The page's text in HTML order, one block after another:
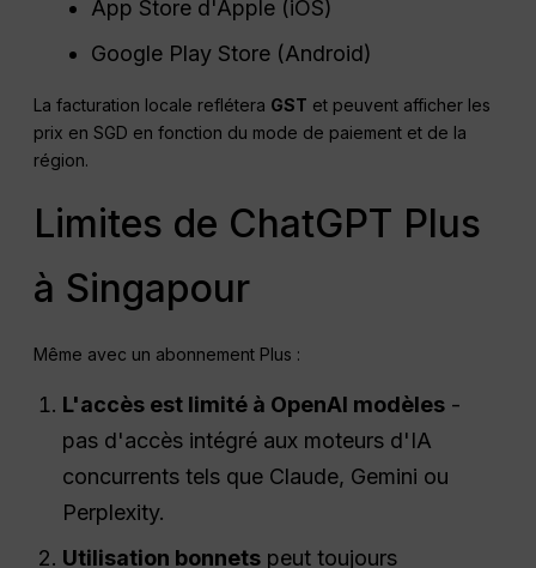
App Store d'Apple (iOS)
Google Play Store (Android)
La facturation locale reflétera GST et peuvent afficher les
prix en SGD en fonction du mode de paiement et de la
région.
Limites de ChatGPT Plus
à Singapour
Même avec un abonnement Plus :
L'accès est limité à OpenAI modèles -
pas d'accès intégré aux moteurs d'IA
concurrents tels que Claude, Gemini ou
Perplexity.
Utilisation bonnets peut toujours